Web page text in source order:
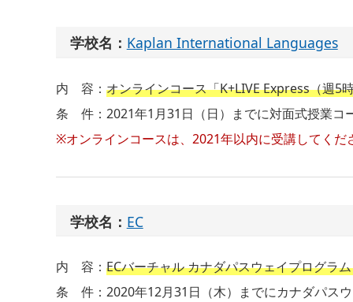
学校名： Kaplan International Languages
内 容：オンラインコース「K+LIVE Express（週5
条 件：2021年1月31日（日）までに対面式授業コ
※オンラインコースは、2021年以内に受講してくだ
学校名： EC
内 容：ECバーチャル カナダパスウェイプログラ
条 件：2020年12月31日（木）までにカナダパス